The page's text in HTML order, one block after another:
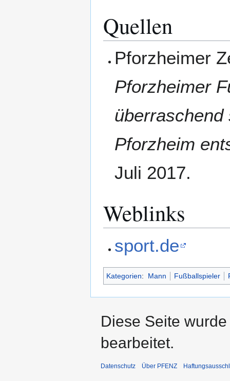
Quellen
Pforzheimer
Pforzheimer
Pforzheim
Juli 2017.
Weblinks
sport.de
Kategorien: Mann Fußballspieler
Diese Seite
bearbeitet.
Datenschutz Über PFENZ